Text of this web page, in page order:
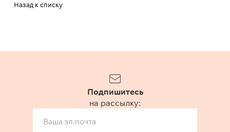
Назад к списку
Подпишитесь
на рассылку: